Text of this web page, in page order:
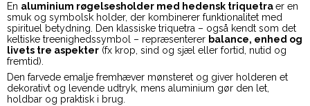
En aluminium røgelsesholder med hedensk triquetraer en
smuk og symbolsk holder, der kombinerer funktionalitet med
spirituel betydning. Den klassiske triquetra – også kendt som det
keltiske treenighedssymbol – repræsenterer balance, enhed og
livets tre aspekter (fx krop, sind og sjæl eller fortid, nutid og
fremtid).
Den farvede emalje fremhæver mønsteret og giver holderen et
dekorativt og levende udtryk, mens aluminium gør den let,
holdbar og praktisk i brug.